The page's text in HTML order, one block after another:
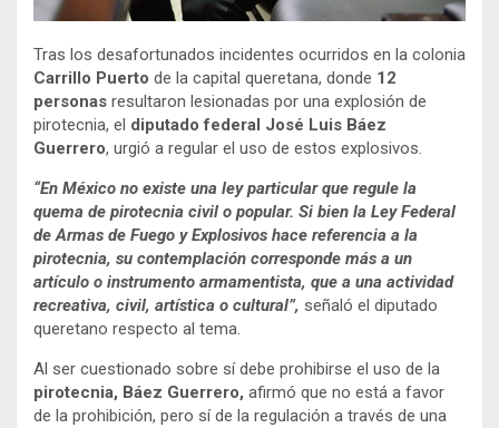
Tras los desafortunados incidentes ocurridos en la colonia
Carrillo Puerto de la capital queretana, donde 12
personas resultaron lesionadas por una explosión de
pirotecnia, el diputado federal José Luis Báez
Guerrero, urgió a regular el uso de estos explosivos.
“En México no existe una ley particular que regule la
quema de pirotecnia civil o popular. Si bien la Ley Federal
de Armas de Fuego y Explosivos hace referencia a la
pirotecnia, su contemplación corresponde más a un
artículo o instrumento armamentista, que a una actividad
recreativa, civil, artística o cultural”, señaló el diputado
queretano respecto al tema.
Al ser cuestionado sobre sí debe prohibirse el uso de la
pirotecnia, Báez Guerrero, afirmó que no está a favor
de la prohibición, pero sí de la regulación a través de una